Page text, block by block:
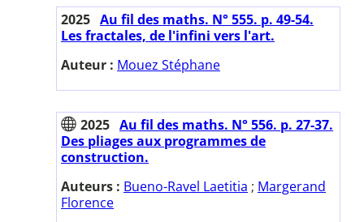
2025 Au fil des maths. N° 555. p. 49-54.
Les fractales, de l'infini vers l'art.
Auteur : Mouez Stéphane
2025 Au fil des maths. N° 556. p. 27-37.
Des pliages aux programmes de
construction.
Auteurs : Bueno-Ravel Laetitia ; Margerand
Florence